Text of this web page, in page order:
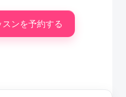
ンを予約する